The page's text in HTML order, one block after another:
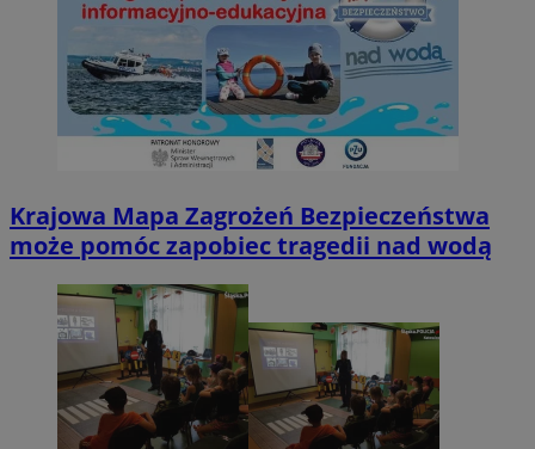
Krajowa Mapa Zagrożeń Bezpieczeństwa
może pomóc zapobiec tragedii nad wodą